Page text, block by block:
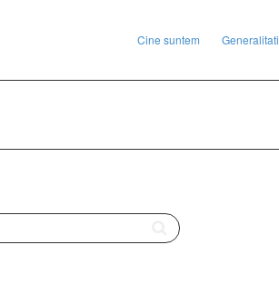
Cine suntem Generalitati